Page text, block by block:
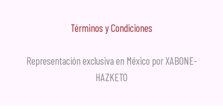
Términos y Condiciones
Representación exclusiva en México por XABONE-
HAZKETO